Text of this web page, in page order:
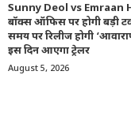
Sunny Deol vs Emraan
बॉक्स ऑफिस पर होगी बड़ी
समय पर रिलीज होगी
इस दिन आएगा ट्रेलर
August 5, 2026